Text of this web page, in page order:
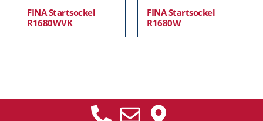
FINA Startsockel
R1680WVK
FINA Startsockel
R1680W